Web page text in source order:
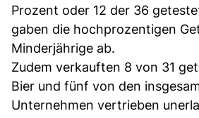
Prozent oder 12 der 36
gaben die hochprozentigen
Minderjährige ab.
Zudem verkauften 8 von 31
Bier und fünf von den
Unternehmen vertrieben